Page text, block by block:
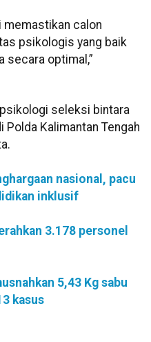
memastikan calon
psikologis yang baik
secara optimal,”
seleksi bintara
Polda Kalimantan Tengah
nasional, pacu
inklusif
3.178 personel
5,43 Kg sabu
kasus